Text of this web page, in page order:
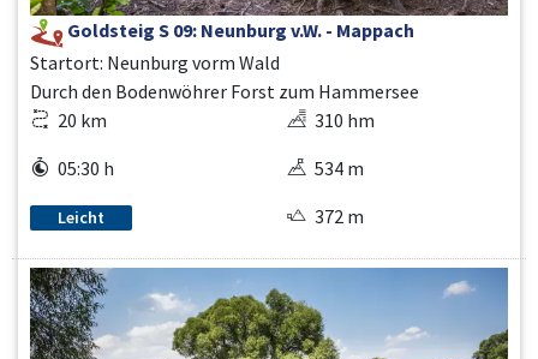
Goldsteig S 09: Neunburg v.W. - Mappach
Startort: Neunburg vorm Wald
Durch den Bodenwöhrer Forst zum Hammersee
20 km
05:30 h
Leicht
310 hm
534 m
372 m